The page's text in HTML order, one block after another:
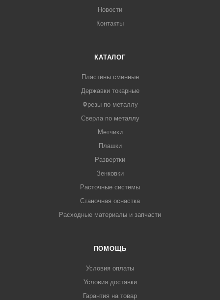
Новости
Контакты
КАТАЛОГ
Пластины сменные
Державки токарные
Фрезы по металлу
Сверла по металлу
Метчики
Плашки
Развертки
Зенковки
Расточные системы
Станочная оснастка
Расходные материалы и запчасти
ПОМОЩЬ
Условия оплаты
Условия доставки
Гарантия на товар